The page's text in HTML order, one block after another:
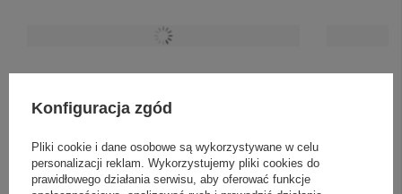
Konfiguracja zgód
Pliki cookie i dane osobowe są wykorzystywane w celu
personalizacji reklam. Wykorzystujemy pliki cookies do
prawidłowego działania serwisu, aby oferować funkcje